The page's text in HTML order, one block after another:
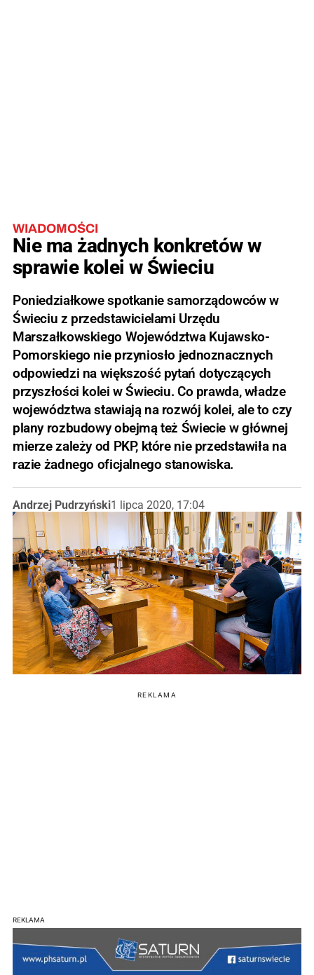
WIADOMOŚCI
Nie ma żadnych konkretów w
sprawie kolei w Świeciu
Poniedziałkowe spotkanie samorządowców w
Świeciu z przedstawicielami Urzędu
Marszałkowskiego Województwa Kujawsko-
Pomorskiego nie przyniosło jednoznacznych
odpowiedzi na większość pytań dotyczących
przyszłości kolei w Świeciu. Co prawda, władze
województwa stawiają na rozwój kolei, ale to czy
plany rozbudowy obejmą też Świecie w głównej
mierze zależy od PKP, które nie przedstawiła na
razie żadnego oficjalnego stanowiska.
Andrzej Pudrzyński1 lipca 2020, 17:04
REKLAMA
REKLAMA